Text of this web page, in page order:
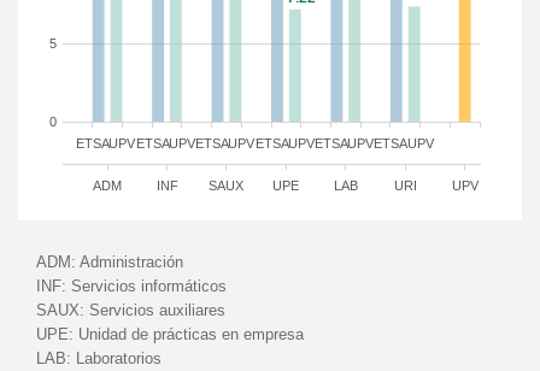
ETSA ETSA ETSA ETSA ETSA ETSA
UPV UPV UPV UPV UPV UPV
ADM INF SAUX UPE LAB URI UPV
0
5
ADM: Administración
INF: Servicios informáticos
SAUX: Servicios auxiliares
UPE: Unidad de prácticas en empresa
LAB: Laboratorios